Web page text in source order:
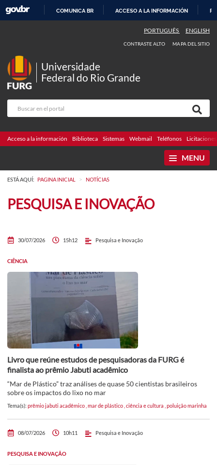
CONTENIDO
COMUNICA BR ACCESO A LA INFORMACIÓN
PORTUGUÊS ENGLISH
CONTRASTE ALTO MAPA DEL SITIO
Universidade
Federal do Rio Grande
Acceso a la información Biblioteca Sistemas Webmail Teléfonos Licitaciones
MENU
ESTÁ AQUÍ: PAGINA INICIAL > NOTÍCIAS
PESQUISA E INOVAÇÃO
30/07/2026 15h12 Pesquisa e Inovação
CIÊNCIA
Livro que reúne estudos de pesquisadoras da FURG é
finalista ao prêmio Jabuti acadêmico
“Mar de Plástico” traz análises de quase 50 cientistas brasileiros
sobre os impactos do lixo no mar
Tema(s): prêmio jabuti acadêmico mar de plástico ciência e cultura poluição marinha
08/07/2026 10h11 Pesquisa e Inovação
PESQUISA E INOVAÇÃO